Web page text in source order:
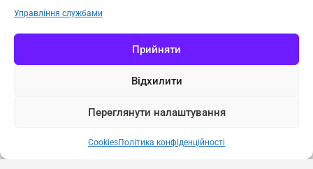
Управління службами
Прийняти
Відхилити
Переглянути налаштування
CookiesПолітика конфіденційності
“Власна справа” – це ваша можливість
реалізувати свої плани.